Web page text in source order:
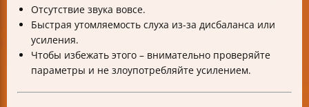
Отсутствие звука вовсе.
Быстрая утомляемость слуха из-за дисбаланса или
усиления.
Чтобы избежать этого – внимательно проверяйте
параметры и не злоупотребляйте усилением.